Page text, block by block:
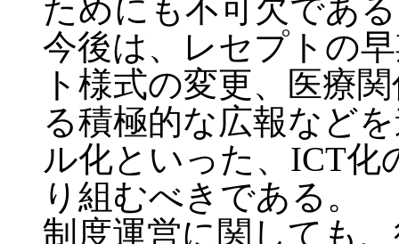
ためにも不可欠であ
今後は、レセプトの
ト様式の変更、医療
る積極的な広報など
ル化といった、ICT化
り組むべきである。
制度運営に関しても